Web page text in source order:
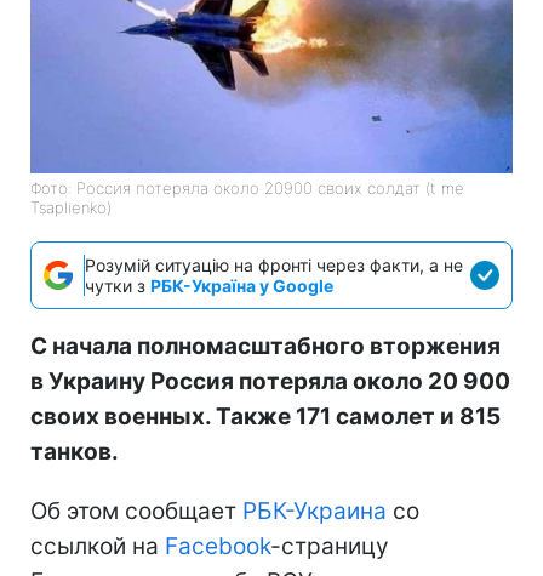
Фото: Россия потеряла около 20900 своих солдат (t me
Tsaplienko)
Розумій ситуацію на фронті через факти, а не
чутки з РБК-Україна у Google
С начала полномасштабного вторжения
в Украину Россия потеряла около 20 900
своих военных. Также 171 самолет и 815
танков.
Об этом сообщает РБК-Украина со
ссылкой на Facebook-страницу